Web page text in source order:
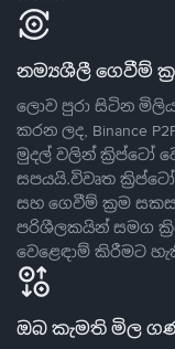
නම්‍යශීලී ගෙවීම්
ලොව පුරා සිටින
කරන ලද, Binance
මුදල් වලින් ක්‍රිප්ටෝ
සපයයි.විවෘත
සහ ගෙවීම් ක්‍රම
පරිශීලකයින් සමග
වෙළෙඳාම් කිරීමට
ඔබ කැමති මිල